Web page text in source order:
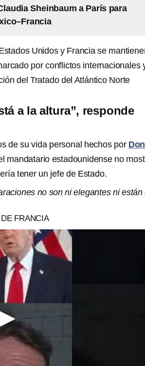
Sheinbaum a París para
Unidos y Francia se
por conflictos internacionales
del Tratado del Atlántico Norte
a la altura”, responde
de su vida personal hechos por
mandatario estadounidense no
tener un jefe de Estado.
no son ni elegantes ni están
FRANCIA